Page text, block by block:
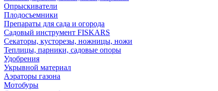
Опрыскиватели
Плодосъемники
Препараты для сада и огорода
Садовый инструмент FISKARS
Секаторы, кусторезы, ножницы, ножи
Теплицы, парники, садовые опоры
Удобрения
Укрывной материал
Аэраторы газона
Мотобуры